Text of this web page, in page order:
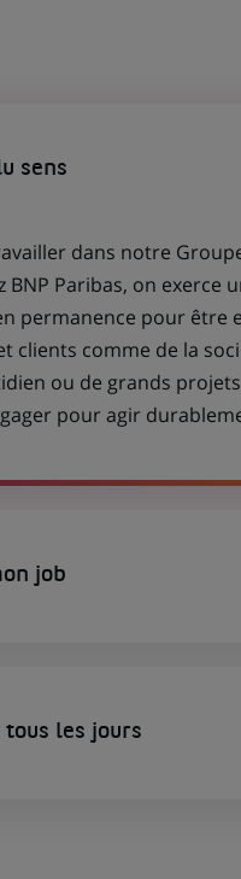
sens
dans notre
BNP Paribas, on exerce
permanence pour être
clients comme de la
ou de grands
pour agir
job
les jours